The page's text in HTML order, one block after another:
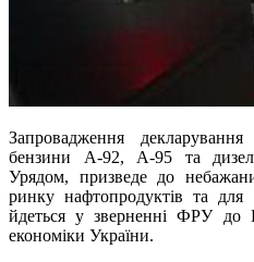
Запровадження
бензини А-92, А-95 та
Урядом, призведе до
ринку нафтопродуктів та
йдеться у зверненні ФРУ до
економіки України.